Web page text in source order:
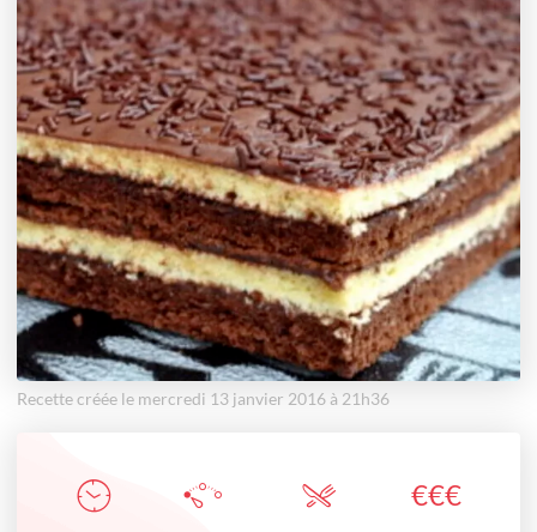
Recette créée le mercredi 13 janvier 2016 à 21h36
€€€